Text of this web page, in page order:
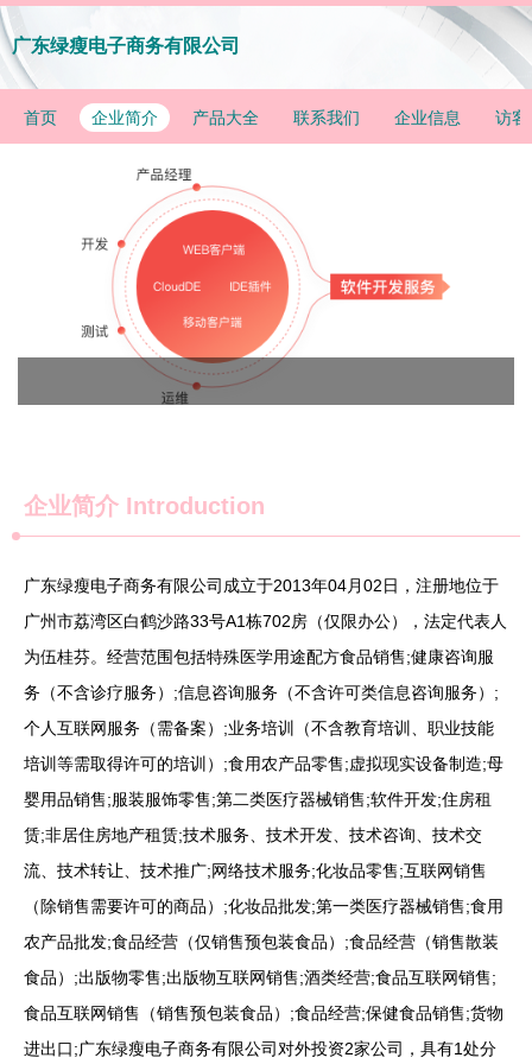
广东绿瘦电子商务有限公司
首页 企业简介 产品大全 联系我们 企业信息 访客
企业简介 Introduction
广东绿瘦电子商务有限公司成立于2013年04月02日，注册地位于
广州市荔湾区白鹤沙路33号A1栋702房（仅限办公），法定代表人
为伍桂芬。经营范围包括特殊医学用途配方食品销售;健康咨询服
务（不含诊疗服务）;信息咨询服务（不含许可类信息咨询服务）;
个人互联网服务（需备案）;业务培训（不含教育培训、职业技能
培训等需取得许可的培训）;食用农产品零售;虚拟现实设备制造;母
婴用品销售;服装服饰零售;第二类医疗器械销售;软件开发;住房租
赁;非居住房地产租赁;技术服务、技术开发、技术咨询、技术交
流、技术转让、技术推广;网络技术服务;化妆品零售;互联网销售
（除销售需要许可的商品）;化妆品批发;第一类医疗器械销售;食用
农产品批发;食品经营（仅销售预包装食品）;食品经营（销售散装
食品）;出版物零售;出版物互联网销售;酒类经营;食品互联网销售;
食品互联网销售（销售预包装食品）;食品经营;保健食品销售;货物
进出口;广东绿瘦电子商务有限公司对外投资2家公司，具有1处分